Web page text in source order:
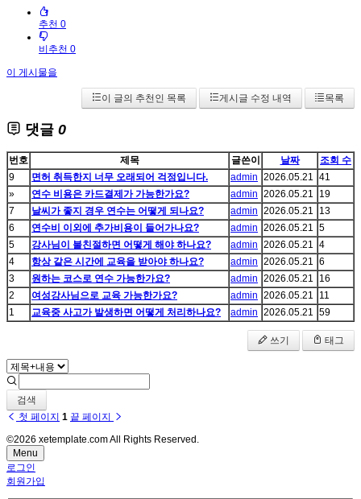
추천 0
비추천 0
이 게시물을
이 글의 추천인 목록 게시글 수정 내역 목록
댓글 0
번호 제목 글쓴이 날짜
조회 수
9
면허 취득한지 너무 오래되어 걱정입니다. admin 2026.05.21 41
»
연수 비용은 카드결제가 가능한가요? admin 2026.05.21
19
7
날씨가 좋지 경우 연수는 어떻게 되나요? admin 2026.05.21
13
6
연수비 이외에 추가비용이 들어가나요? admin 2026.05.21 5
5
강사님이 불친절하면 어떻게 해야 하나요? admin 2026.05.21 4
4
항상 같은 시간에 교육을 받아야 하나요? admin 2026.05.21 6
3
원하는 코스로 연수 가능한가요? admin 2026.05.21
16
2
여성강사님으로 교육 가능한가요? admin 2026.05.21
11
1
교육중 사고가 발생하면 어떻게 처리하나요? admin 2026.05.21 59
쓰기 태그
검색
첫 페이지 1 끝 페이지
©2026 xetemplate.com All Rights Reserved.
Menu
로그인
회원가입